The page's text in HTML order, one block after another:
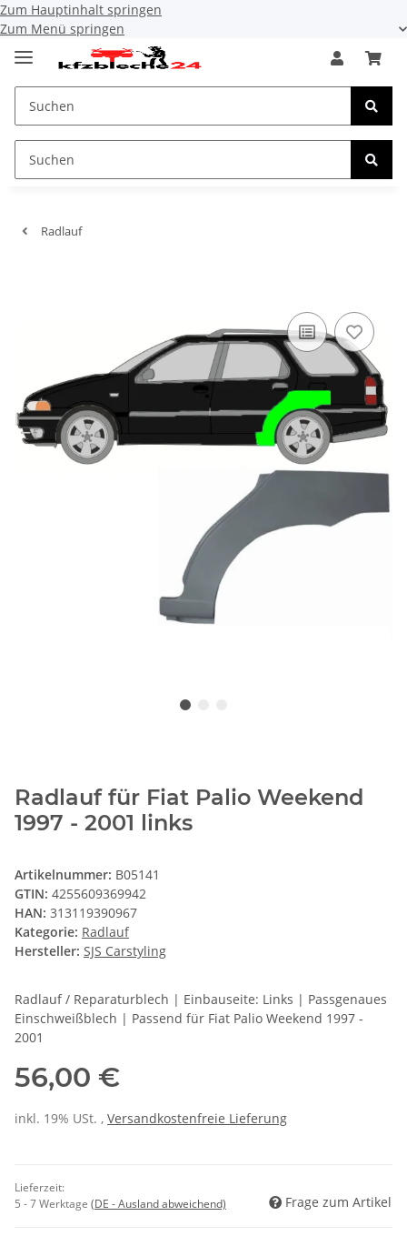
Zum Hauptinhalt springen
Zum Menü springen
Radlauf
Radlauf für Fiat Palio Weekend
1997 - 2001 links
Artikelnummer: B05141
GTIN: 4255609369942
HAN: 313119390967
Kategorie: Radlauf
Hersteller: SJS Carstyling
Radlauf / Reparaturblech | Einbauseite: Links | Passgenaues
Einschweißblech | Passend für Fiat Palio Weekend 1997 -
2001
56,00 €
inkl. 19% USt. , Versandkostenfreie Lieferung
Lieferzeit:
5 - 7 Werktage (DE - Ausland abweichend) Frage zum Artikel